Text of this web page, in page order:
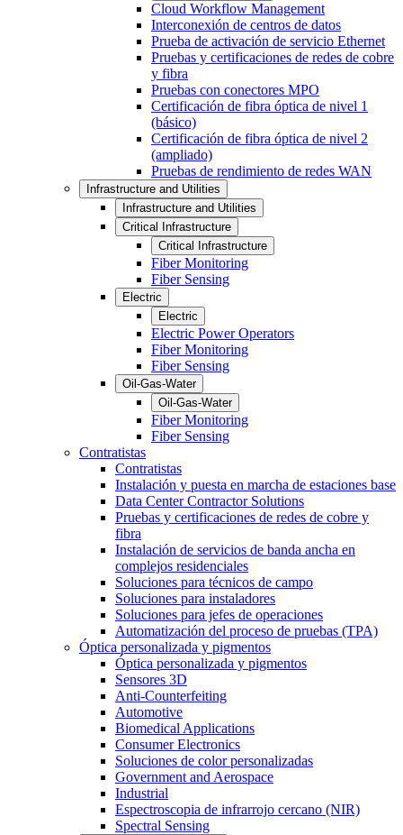
Cloud Workflow Management
Interconexión de centros de datos
Prueba de activación de servicio Ethernet
Pruebas y certificaciones de redes de cobre
y fibra
Pruebas con conectores MPO
Certificación de fibra óptica de nivel 1
(básico)
Certificación de fibra óptica de nivel 2
(ampliado)
Pruebas de rendimiento de redes WAN
Infrastructure and Utilities
Infrastructure and Utilities
Critical Infrastructure
Critical Infrastructure
Fiber Monitoring
Fiber Sensing
Electric
Electric
Electric Power Operators
Fiber Monitoring
Fiber Sensing
Oil-Gas-Water
Oil-Gas-Water
Fiber Monitoring
Fiber Sensing
Contratistas
Contratistas
Instalación y puesta en marcha de estaciones base
Data Center Contractor Solutions
Pruebas y certificaciones de redes de cobre y
fibra
Instalación de servicios de banda ancha en
complejos residenciales
Soluciones para técnicos de campo
Soluciones para instaladores
Soluciones para jefes de operaciones
Automatización del proceso de pruebas (TPA)
Óptica personalizada y pigmentos
Óptica personalizada y pigmentos
Sensores 3D
Anti-Counterfeiting
Automotive
Biomedical Applications
Consumer Electronics
Soluciones de color personalizadas
Government and Aerospace
Industrial
Espectroscopia de infrarrojo cercano (NIR)
Spectral Sensing